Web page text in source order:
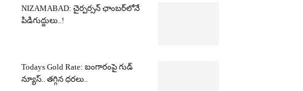
NIZAMABAD: చైర్పర్సన్ ఛాంబర్‌లోనే
పిడిగుద్దులు..!
Todays Gold Rate: బంగారంపై గుడ్
న్యూస్.. తగ్గిన ధరలు..